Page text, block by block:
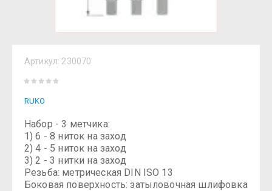
Артикул: 230070
RUKO
Набор - 3 метчика:
1) 6 - 8 ниток на заход
2) 4 - 5 ниток на заход
3) 2 - 3 нитки на заход
Резьба: метрическая DIN ISO 13
Боковая поверхность: затыловочная шлифовка